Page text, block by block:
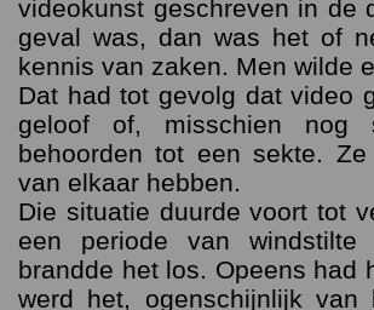
videokunst geschreven in de
geval was, dan was het of
kennis van zaken. Men wilde
Dat had tot gevolg dat video
geloof of, misschien nog
behoorden tot een sekte.
van elkaar hebben.
Die situatie duurde voort tot
een periode van
brandde het los. Opeens had
werd het, ogenschijnlijk